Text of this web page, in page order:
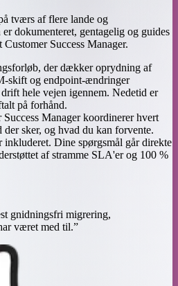
tværs af flere lande og
dokumenteret, gentagelig og guides
Success Manager.
der dækker oprydning af
skift og endpoint-ændringer
hele vejen igennem. Nedetid er
på forhånd.
Manager koordinerer hvert
sker, og hvad du kan forvente.
inkluderet. Dine spørgsmål går direkte
af stramme SLA'er og 100 %
gnidningsfri migrering,
været med til.”